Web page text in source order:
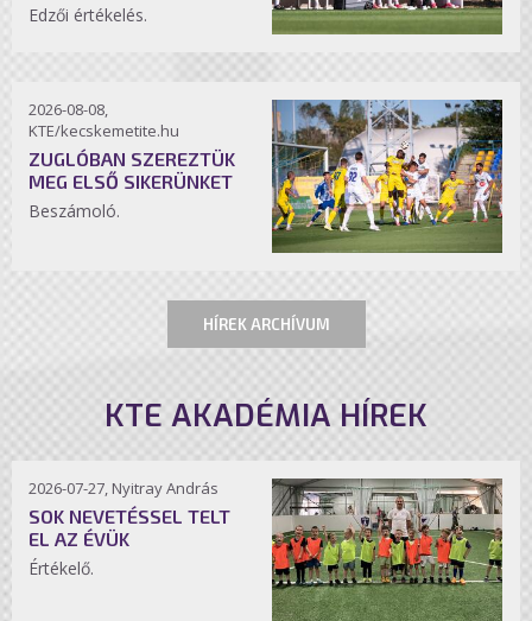
Edzői értékelés.
2026-08-08,
KTE/kecskemetite.hu
ZUGLÓBAN SZEREZTÜK
MEG ELSŐ SIKERÜNKET
Beszámoló.
HÍREK ARCHÍVUM
KTE AKADÉMIA HÍREK
2026-07-27, Nyitray András
SOK NEVETÉSSEL TELT
EL AZ ÉVÜK
Értékelő.